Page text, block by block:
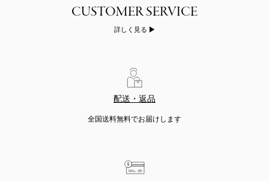
詳しく見る
配送・返品
全国送料無料でお届けします